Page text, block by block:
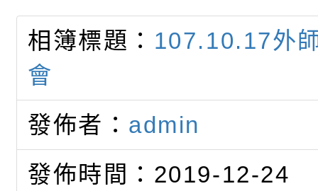
相簿標題： 107.10.17外
會
發佈者： admin
發佈時間：2019-12-24